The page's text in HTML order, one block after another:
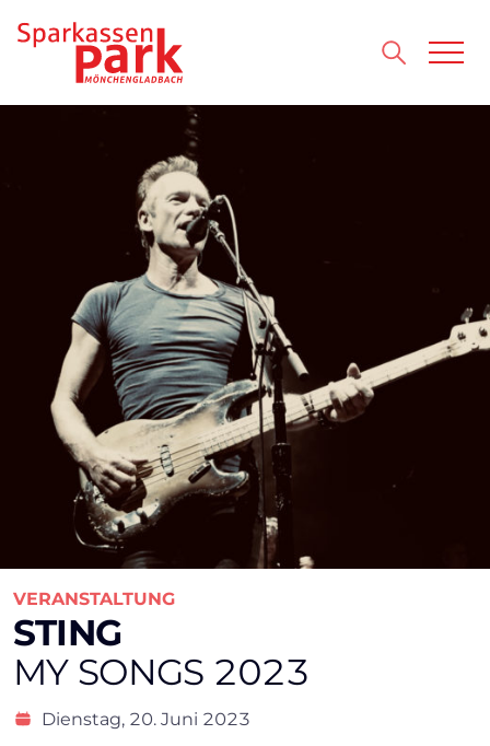
VERANSTALTUNG
STING
MY SONGS 2023
Dienstag, 20. Juni 2023